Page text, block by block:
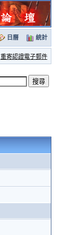
日曆 統計
重寄認證電子郵件